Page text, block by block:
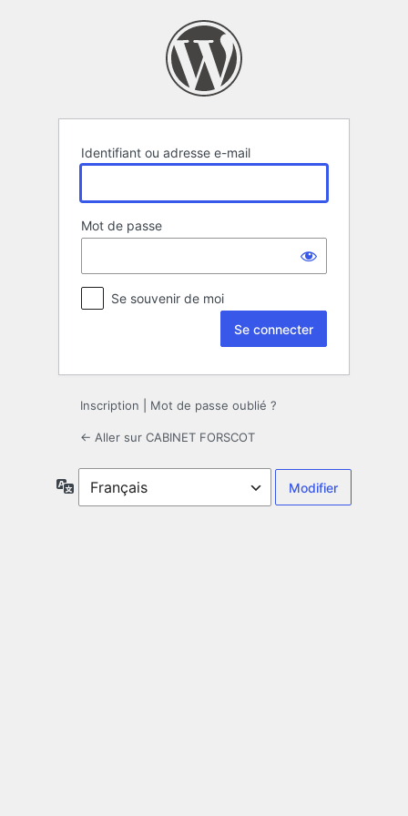
Identifiant ou adresse e-mail
Mot de passe
Se souvenir de moi
Inscription Mot de passe oublié ?
← Aller sur CABINET FORSCOT
Langue